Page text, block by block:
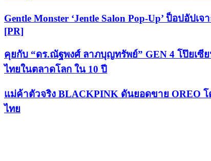
Gentle Monster ‘Jentle Salon Pop-Up’ ป็อปอั
[PR]
คุยกับ “ดร.ณัฐพงศ์ ลาภบุญทรัพย์” GEN 4 โป๊ยเ
ไทยในตลาดโลก ใน 10 ปี
แม่ค้าตัวจริง BLACKPINK ดันยอดขาย OREO
ไทย